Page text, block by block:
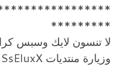
*********
لا تنسون لايك وسبس
وزيارة منتديات SsEluxX